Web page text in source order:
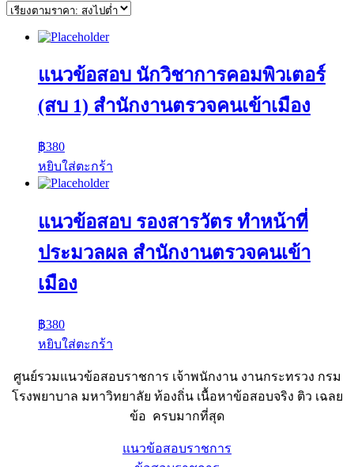
price:
แนวข้อสอบ นักวิชาการคอมพิวเตอร์
(สบ 1) สํานักงานตรวจคนเข้าเมือง
฿380
หยิบใส่ตะกร้า
แนวข้อสอบ รองสารวัตร ทําหน้าที่
ประมวลผล สํานักงานตรวจคนเข้า
เมือง
฿380
หยิบใส่ตะกร้า
ศูนย์รวมแนวข้อสอบราชการ เจ้าพนักงาน งานกระทรวง กรม
โรงพยาบาล มหาวิทยาลัย ท้องถิ่น เนื้อหาข้อสอบจริง ติว เฉลย
ข้อ ครบมากที่สุด
แนวข้อสอบราชการ